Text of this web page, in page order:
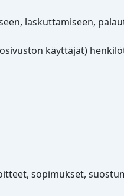
laskuttamiseen,
käyttäjät)
sopimukset,